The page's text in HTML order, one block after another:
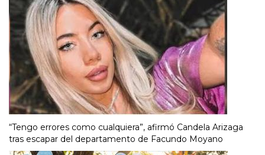
“Tengo errores como cualquiera”, afirmó Candela Arizaga
tras escapar del departamento de Facundo Moyano